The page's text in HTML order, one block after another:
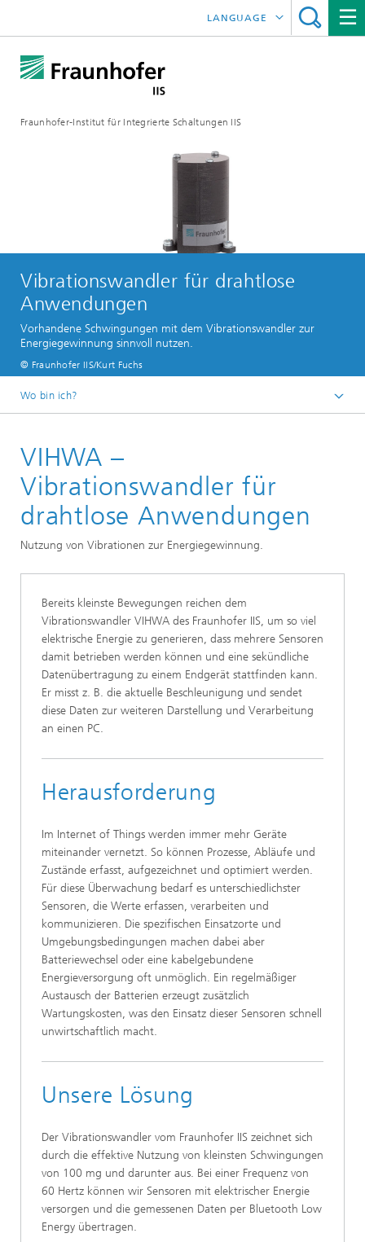
Fraunhofer-Institut für Integrierte Schaltungen IIS
LANGUAGE
中文
한국어
Vibrationswandler für drahtlose
Anwendungen
Vorhandene Schwingungen mit dem Vibrationswandler zur
Energiegewinnung sinnvoll nutzen.
© Fraunhofer IIS/Kurt Fuchs
Wo bin ich?
Forschungsbereiche
Lokalisierung und Vernetzung
Anwendungen | Projekte
VIHWA –
Vibrationswandler für
drahtlose Anwendungen
Nutzung von Vibrationen zur Energiegewinnung.
Bereits kleinste Bewegungen reichen dem
Vibrationswandler VIHWA des Fraunhofer IIS, um so viel
elektrische Energie zu generieren, dass mehrere Sensoren
damit betrieben werden können und eine sekündliche
Datenübertragung zu einem Endgerät stattfinden kann.
Er misst z. B. die aktuelle Beschleunigung und sendet
diese Daten zur weiteren Darstellung und Verarbeitung
an einen PC.
Herausforderung
Im Internet of Things werden immer mehr Geräte
miteinander vernetzt. So können Prozesse, Abläufe und
Zustände erfasst, aufgezeichnet und optimiert werden.
Für diese Überwachung bedarf es unterschiedlichster
Sensoren, die Werte erfassen, verarbeiten und
kommunizieren. Die spezifischen Einsatzorte und
Umgebungsbedingungen machen dabei aber
Batteriewechsel oder eine kabelgebundene
Energieversorgung oft unmöglich. Ein regelmäßiger
Austausch der Batterien erzeugt zusätzlich
Wartungskosten, was den Einsatz dieser Sensoren schnell
unwirtschaftlich macht.
Unsere Lösung
Der Vibrationswandler vom Fraunhofer IIS zeichnet sich
durch die effektive Nutzung von kleinsten Schwingungen
von 100 mg und darunter aus. Bei einer Frequenz von
60 Hertz können wir Sensoren mit elektrischer Energie
versorgen und die gemessenen Daten per Bluetooth Low
Energy übertragen.